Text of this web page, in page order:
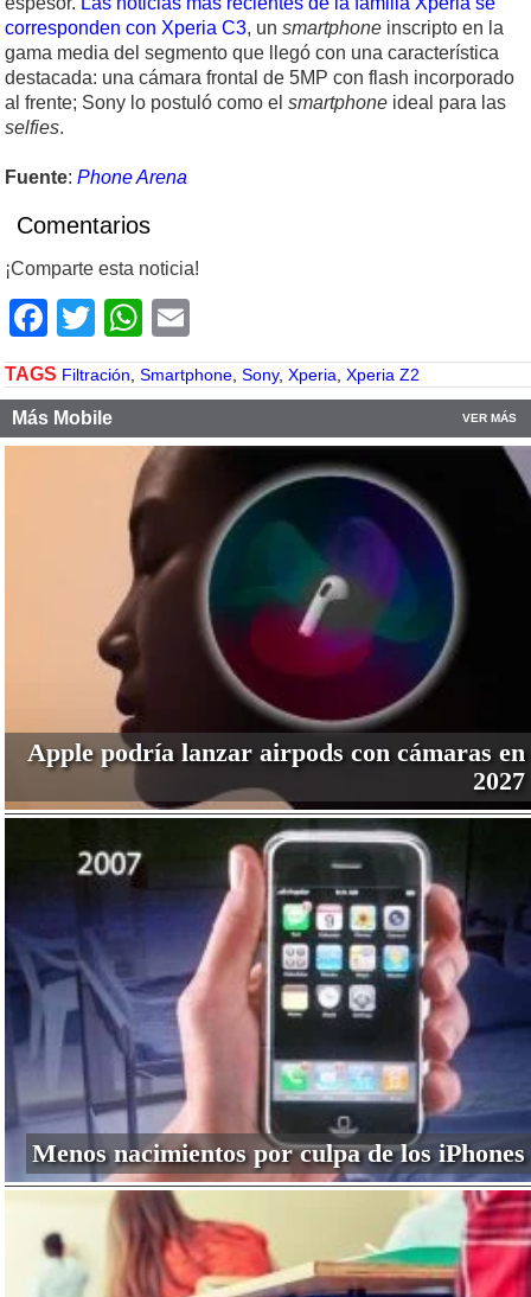
corresponden con Xperia C3, un smartphone inscripto en la
gama media del segmento que llegó con una característica
destacada: una cámara frontal de 5MP con flash incorporado
al frente; Sony lo postuló como el smartphone ideal para las
selfies.
Fuente: Phone Arena
Comentarios
¡Comparte esta noticia!
Facebook
TwitterWhatsApp
TAGS Filtración, Smartphone, Sony, Xperia, Xperia Z2
Más Mobile VER MÁS
Apple podría lanzar airpods con cámaras en
2027
Menos nacimientos por culpa de los iPhones